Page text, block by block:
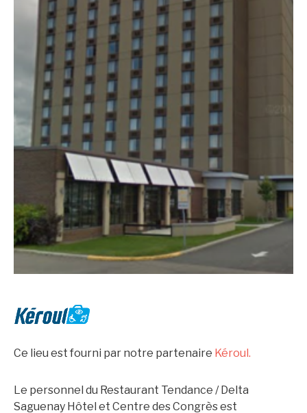
Ce lieu est fourni par notre partenaire Kéroul.
Le personnel du Restaurant Tendance / Delta
Saguenay Hôtel et Centre des Congrès est